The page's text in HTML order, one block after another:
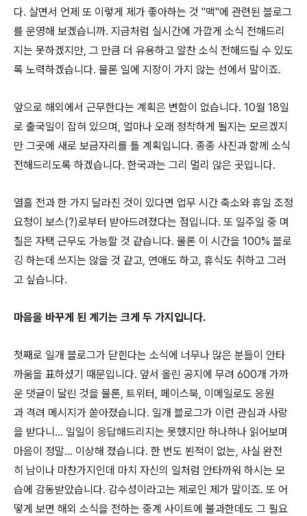
다. 살면서 언제 또 이렇게 제가 좋아하는 것 "맥"에 관련된 블로그
를 운영해 보겠습니까. 지금처럼 실시간에 가깝게 소식 전해드리
지는 못하겠지만, 그 만큼 더 유용하고 알찬 소식 전해드릴 수 있도
록 노력하겠습니다. 물론 일에 지장이 가지 않는 선에서 말이죠.
앞으로 해외에서 근무한다는 계획은 변함이 없습니다. 10월 18일
로 출국일이 잡혀 있으며, 얼마나 오래 정착하게 될지는 모르겠지
만 그곳에 새로 보금자리를 틀 계획입니다. 종종 사진과 함께 소식
전해드리도록 하겠습니다. 한국과는 그리 멀리 않은 곳입니다.
열흘 전과 한 가지 달라진 것이 있다면 업무 시간 축소와 휴일 조정
요청이 보스(?)로부터 받아드려졌다는 점입니다. 또 일주일 중 며
칠은 자택 근무도 가능할 것 같습니다. 물론 이 시간을 100% 블로
깅 하는데 쓰지는 않을 것 같고, 연애도 하고, 휴식도 취하고 그러
고 싶습니다.
마음을 바꾸게 된 계기는 크게 두 가지입니다.
첫째로 일개 블로그가 닫힌다는 소식에 너무나 많은 분들이 안타
까움을 표하셨기 때문입니다. 앞서 올린 공지에 무려 600개 가까
운 댓글이 달린 것을 물론, 트위터, 페이스북, 이메일로도 응원
과 격려 메시지가 쏟아졌습니다. 일개 블로그가 이런 관심과 사랑
을 받다니... 일일이 응답해드리지는 못했지만 하나하나 읽어보며
마음이 정말… 이상해 졌습니다. 한 번도 뵌적이 없는, 사실 완전
히 남이나 마찬가지인데 마치 자신의 일처럼 안타까워 하시는 모
습에 감동받았습니다. 감수성이라고는 제로인 제가 말이죠. 또 어
떻게 보면 해외 소식을 전하는 중계 사이트에 불과한데도 그 필요